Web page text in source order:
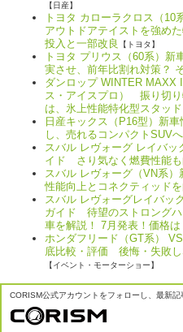
【日産】
トヨタ カローラクロス（
アウトドアテイストを強め
投入と一部改良
【トヨタ】
トヨタ プリウス（60系）
実させ、前年比割れ対策？
ダンロップ WINTER MAXX
ス・アイスプロ） 振り切
は、氷上性能特化型スタッド
日産キックス（P16型）新
し、売れるコンパクトSUVへ
スバル レヴォーグ レイバ
イド さり気なく燃費性能も
スバル レヴォーグ（VN系
性能向上とコネクティッド
スバル レヴォーグレイバッ
ガイド 待望のストロング
車を解説！ 7月発表！価格は
ホンダフリード（GT系）
底比較・評価 後悔・失敗
【イベント・モーターショー】
CORISM公式アカウントをフォローし、最新記